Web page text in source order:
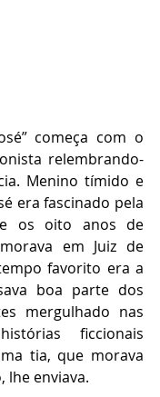
começa com o
relembrando-
Menino tímido e
era fascinado pela
os oito anos de
em Juiz de
favorito era a
boa parte dos
mergulhado nas
ficcionais
tia, que morava
lhe enviava.